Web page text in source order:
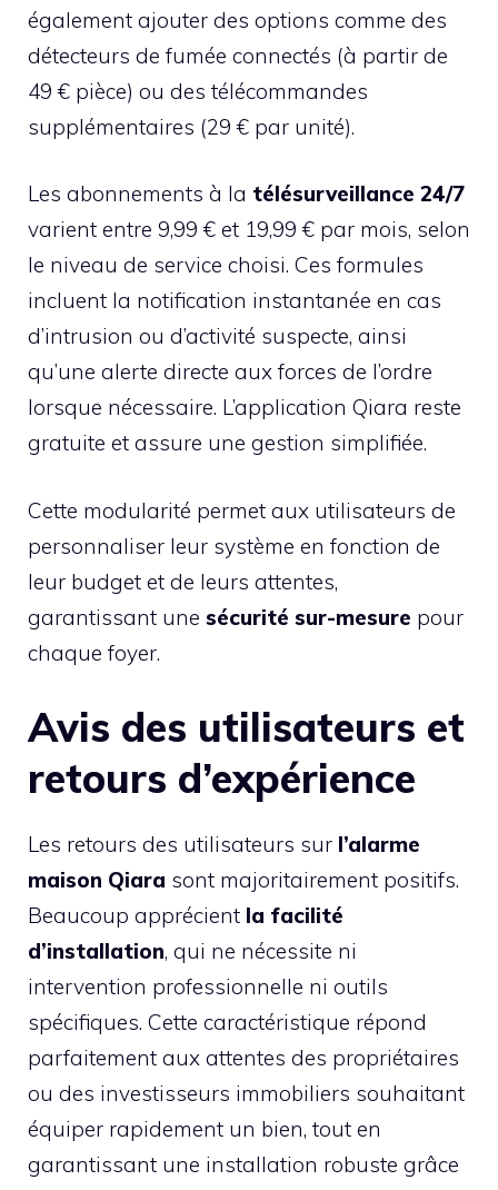
également ajouter des options comme des
détecteurs de fumée connectés (à partir de
49 € pièce) ou des télécommandes
supplémentaires (29 € par unité).
Les abonnements à la télésurveillance 24/7
varient entre 9,99 € et 19,99 € par mois, selon
le niveau de service choisi. Ces formules
incluent la notification instantanée en cas
d’intrusion ou d’activité suspecte, ainsi
qu’une alerte directe aux forces de l’ordre
lorsque nécessaire. L’application Qiara reste
gratuite et assure une gestion simplifiée.
Cette modularité permet aux utilisateurs de
personnaliser leur système en fonction de
leur budget et de leurs attentes,
garantissant une sécurité sur-mesure pour
chaque foyer.
Avis des utilisateurs et
retours d’expérience
Les retours des utilisateurs sur l’alarme
maison Qiara sont majoritairement positifs.
Beaucoup apprécient la facilité
d’installation, qui ne nécessite ni
intervention professionnelle ni outils
spécifiques. Cette caractéristique répond
parfaitement aux attentes des propriétaires
ou des investisseurs immobiliers souhaitant
équiper rapidement un bien, tout en
garantissant une installation robuste grâce